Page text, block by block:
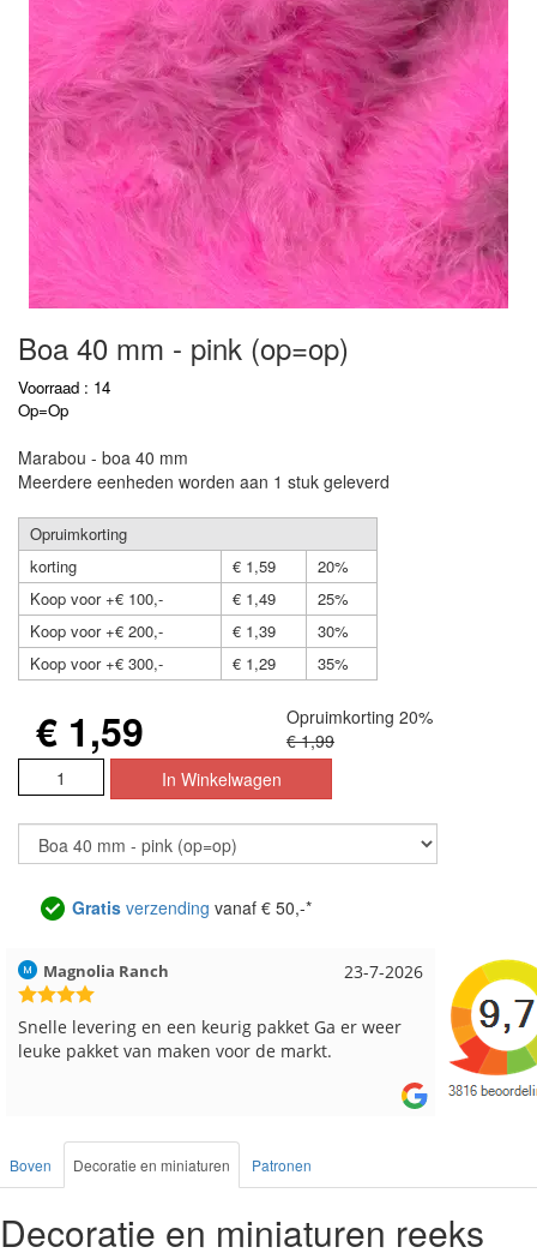
Boa 40 mm - pink (op=op)
Voorraad : 14
Op=Op
Marabou - boa 40 mm
Meerdere eenheden worden aan 1 stuk geleverd
Opruimkorting
korting
€ 1,59
20%
Koop voor +€ 100,-
€ 1,49
25%
Koop voor +€ 200,-
€ 1,39
30%
Koop voor +€ 300,-
€ 1,29 35%
€ 1,59
Opruimkorting 20%
€ 1,99
Gratis verzending vanaf € 50,-*
17-7-2026
Hilde uit Loyers
Reeds meerdere keren breigaren en breinaalden
besteld, altijd heel tevreden over de service.
Loes uit
Snelle
Boven Decoratie en miniaturen Patronen
Decoratie en miniaturen reeks